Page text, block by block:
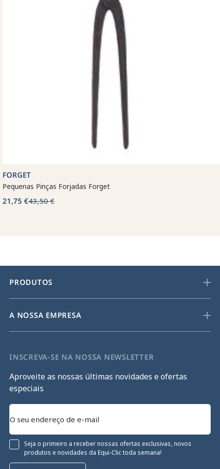
FORGET
Pequenas Pinças Forjadas Forget
21,75 €43,50 €
PRODUTOS
A NOSSA EMPRESA
INSCREVA-SE NA NOSSA NEWSLETTER
Aproveite as nossas últimas novidades e ofertas
especiais
Seja o primeiro a receber nossas ofertas exclusivas, novos
produtos e novidades da Equi-Clic toda semana!